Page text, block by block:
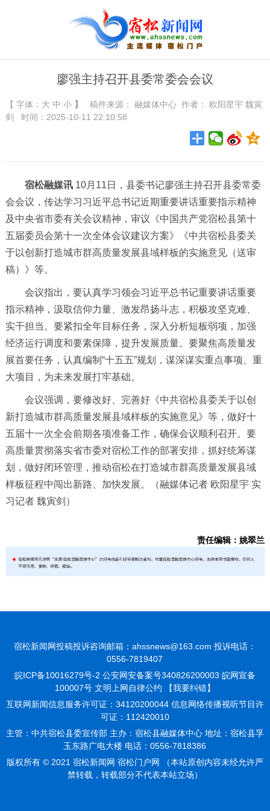
廖强主持召开县委常委会会议
【 字体： 大 中 小】 稿件来源： 融媒体中心作者： 欧阳星宇 魏寅
剑 时间：2025-10-11 22:10:58
宿松融媒讯10月11日，县委书记廖强主持召开县委常委
会会议，传达学习习近平总书记近期重要讲话重要指示精神
及中央省市委有关会议精神，审议《中国共产党宿松县第十
五届委员会第十一次全体会议建议方案》《中共宿松县委关
于以创新打造城市群高质量发展县域样板的实施意见（送审
稿）》等。
会议指出，要认真学习领会习近平总书记重要讲话重要
指示精神，汲取信仰力量、激发昂扬斗志，积极攻坚克难、
实干担当。要紧扣全年目标任务，深入分析短板弱项，加强
经济运行调度和要素保障，提升发展质量。要聚焦高质量发
展首要任务，认真编制“十五五”规划，谋深谋实重点事项、重
大项目，为未来发展打牢基础。
会议强调，要修改好、完善好《中共宿松县委关于以创
新打造城市群高质量发展县域样板的实施意见》等，做好十
五届十一次全会前期各项准备工作，确保会议顺利召开。要
高质量贯彻落实省市委对宿松工作的部署安排，抓好统筹谋
划，做好闭环管理，推动宿松在打造城市群高质量发展县域
样板征程中闯出新路、加快发展。（融媒体记者 欧阳星宇 实
习记者 魏寅剑）
责任编辑：姚翠兰
宿松新闻网投稿投诉咨询邮箱：ahssnews@163.com 投诉电话：
0556-7819407
皖ICP备10016279号-2 公安网安备案号340826200003 皖网宣备
100007号 文明上网自律公约
【我要纠错】
互联网新闻信息服务许可证：34120200044 信息网络传播视听节目许
可证：112420010
主管：中共宿松县委宣传部 主办：宿松县融媒体中心 地址：宿松县孚
玉东路广电大楼 电话：0556-7818386
版权所有 © 2021 宿松新闻网 宿松门户网 （本站原创内容未经允许严
禁转载，转载部分不代表本站立场）